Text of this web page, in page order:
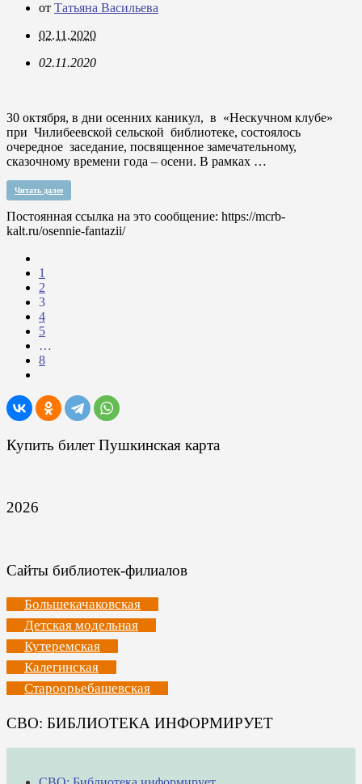
от Татьяна Васильева
02.11.2020
02.11.2020
30 октября, в дни осенних каникул, в «Нескучном клубе»
при Чилибеевской сельской библиотеке, состоялось
очередное заседание, посвященное замечательному,
сказочному времени года – осени. В рамках …
Читать далее
Постоянная ссылка на это сообщение: https://mcrb-
kalt.ru/osennie-fantazii/
1
2
3
4
5
…
8
Купить билет Пушкинская карта
2026
Сайты библиотек-филиалов
Большекачаковская
Детская модельная
Кутеремская
Калегинская
Староорьебашевская
СВО: БИБЛИОТЕКА ИНФОРМИРУЕТ